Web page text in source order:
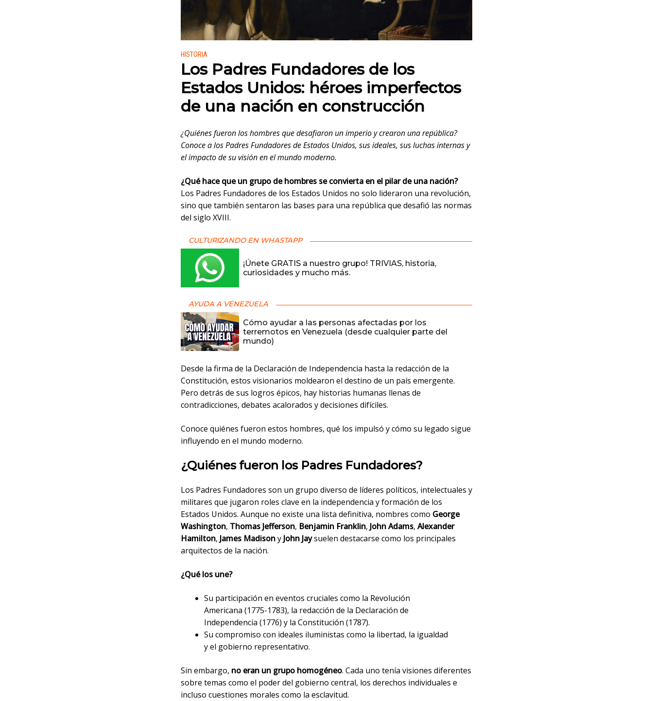
Publicado en:
HISTORIA
Los Padres Fundadores de los
Estados Unidos: héroes imperfectos
de una nación en construcción
¿Quiénes fueron los hombres que desafiaron un imperio y crearon una república?
Conoce a los Padres Fundadores de Estados Unidos, sus ideales, sus luchas internas y
el impacto de su visión en el mundo moderno.
¿Qué hace que un grupo de hombres se convierta en el pilar de una nación?
Los Padres Fundadores de los Estados Unidos no solo lideraron una revolución,
sino que también sentaron las bases para una república que desafió las normas
del siglo XVIII.
CULTURIZANDO EN WHASTAPP
¡Únete GRATIS a nuestro grupo! TRIVIAS, historia,
curiosidades y mucho más.
AYUDA A VENEZUELA
Cómo ayudar a las personas afectadas por los
terremotos en Venezuela (desde cualquier parte del
mundo)
Desde la firma de la Declaración de Independencia hasta la redacción de la
Constitución, estos visionarios moldearon el destino de un país emergente.
Pero detrás de sus logros épicos, hay historias humanas llenas de
contradicciones, debates acalorados y decisiones difíciles.
Conoce quiénes fueron estos hombres, qué los impulsó y cómo su legado sigue
influyendo en el mundo moderno.
¿Quiénes fueron los Padres Fundadores?
Los Padres Fundadores son un grupo diverso de líderes políticos, intelectuales y
militares que jugaron roles clave en la independencia y formación de los
Estados Unidos. Aunque no existe una lista definitiva, nombres como George
Washington, Thomas Jefferson, Benjamin Franklin, John Adams, Alexander
Hamilton, James Madisony John Jaysuelen destacarse como los principales
arquitectos de la nación.
¿Qué los une?
Su participación en eventos cruciales como la Revolución
Americana (1775-1783), la redacción de la Declaración de
Independencia (1776) y la Constitución (1787).
Su compromiso con ideales iluministas como la libertad, la igualdad
y el gobierno representativo.
Sin embargo, no eran un grupo homogéneo. Cada uno tenía visiones diferentes
sobre temas como el poder del gobierno central, los derechos individuales e
incluso cuestiones morales como la esclavitud.